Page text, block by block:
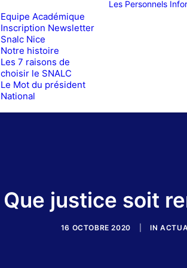
Equipe Académique
Inscription Newsletter
Snalc Nice
Notre histoire
Les 7 raisons de
choisir le SNALC
Le Mot du président
National
Les Personnels
Que justice soit
16 OCTOBRE 2020 IN